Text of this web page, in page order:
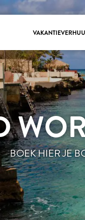
BOEK HIER JE